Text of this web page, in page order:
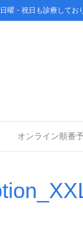
・祝日も診療してお
オンライン順番